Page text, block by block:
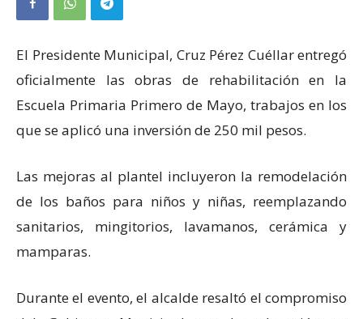
El Presidente Municipal, Cruz Pérez Cuéllar entregó
oficialmente las obras de rehabilitación en la
Escuela Primaria Primero de Mayo, trabajos en los
que se aplicó una inversión de 250 mil pesos.
Las mejoras al plantel incluyeron la remodelación
de los baños para niños y niñas, reemplazando
sanitarios, mingitorios, lavamanos, cerámica y
mamparas.
Durante el evento, el alcalde resaltó el compromiso